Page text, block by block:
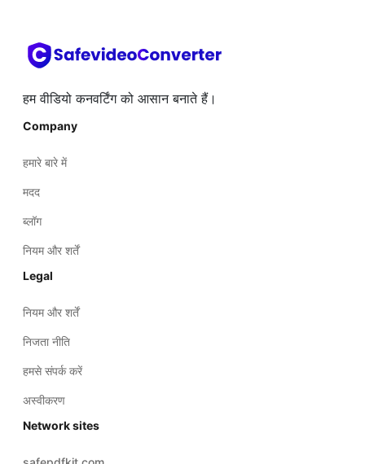
हम वीडियो कनवर्टिंग को आसान बनाते हैं।
Company
हमारे बारे में
मदद
ब्लॉग
नियम और शर्तें
Legal
नियम और शर्तें
निजता नीति
हमसे संपर्क करें
अस्वीकरण
Network sites